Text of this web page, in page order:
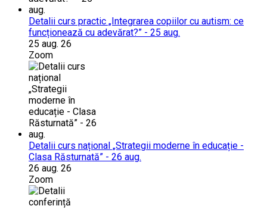
Detalii curs practic „Integrarea copiilor cu autism: ce
funcționează cu adevărat?” - 25 aug.
25 aug. 26
Zoom
Detalii curs național „Strategii moderne în educație -
Clasa Răsturnată” - 26 aug.
26 aug. 26
Zoom